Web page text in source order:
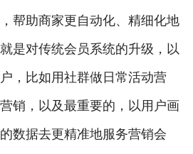
帮助商家更自动化、精细化地
是对传统会员系统的升级，以
，比如用社群做日常活动营
销，以及最重要的，以用户画
数据去更精准地服务营销会